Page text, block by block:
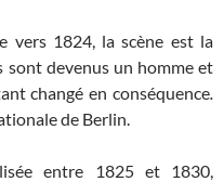
vers 1824, la scène est la
sont devenus un homme et
changé en conséquence
de Berlin.
entre 1825 et 1830,